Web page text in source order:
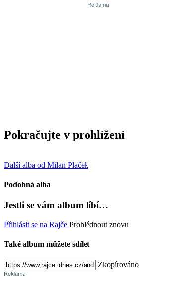
Pokračujte v prohlížení
Další alba od Milan Plaček
Podobná alba
Jestli se vám album líbí…
Přihlásit se na Rajče Prohlédnout znovu
Také album můžete sdílet
Zkopírováno